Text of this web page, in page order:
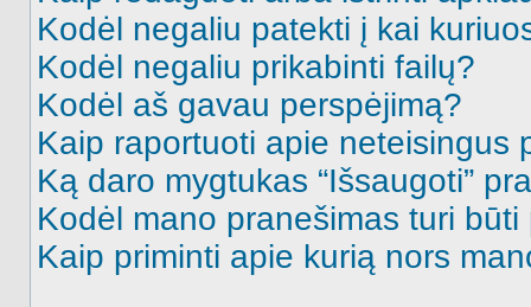
Kodėl negaliu patekti į kai
Kodėl negaliu prikabinti failų?
Kodėl aš gavau perspėjimą?
Kaip raportuoti apie neteisingus
Ką daro mygtukas “Išsaugoti”
Kodėl mano pranešimas turi būti
Kaip priminti apie kurią nors